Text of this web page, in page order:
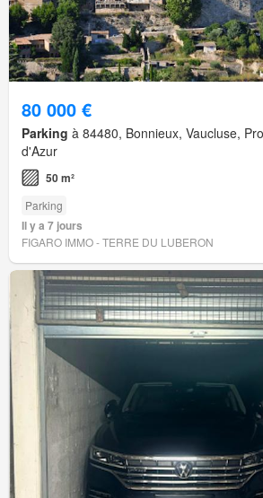
80 000 €
Parking à 84480, Bonnieux, Vaucluse,
d'Azur
50 m²
Parking
Il y a 7 jours
FIGARO IMMO - TERRE DU LUBERON